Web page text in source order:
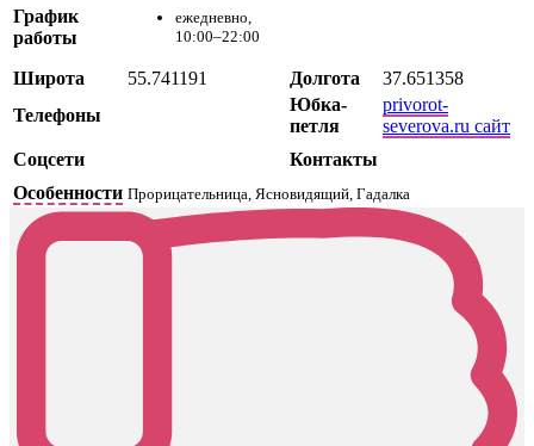
График
работы
ежедневно,
10:00–22:00
Широта 55.741191 Долгота
37.651358
Телефоны
Юбка-
петля
privorot-
severova.ru сайт
Соцсети
Контакты
Особенности Прорицательница, Ясновидящий, Гадалка